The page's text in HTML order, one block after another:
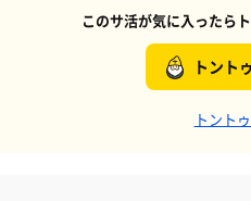
このサ活が気に入ったら
トント
トント